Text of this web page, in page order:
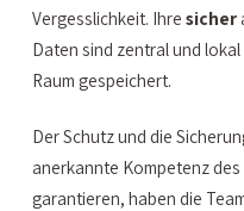
Vergesslichkeit. Ihre sicher
Daten sind zentral und
Raum gespeichert.
Der Schutz und die
anerkannte Kompetenz
garantieren, haben die